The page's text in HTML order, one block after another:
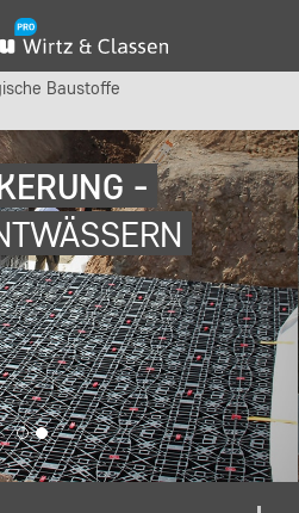
Baustoffe
-